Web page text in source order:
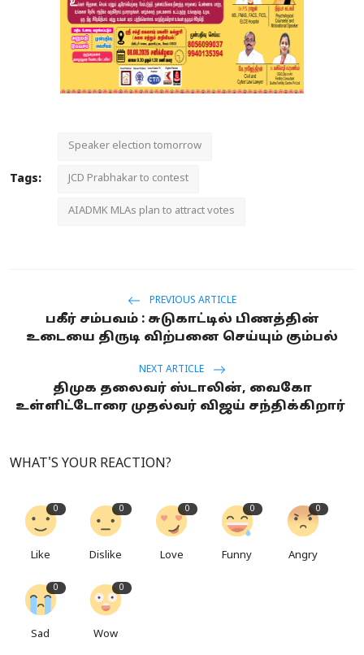
Tags:
Speaker election tomorrow
JCD Prabhakar to contest
AIADMK MLAs plan to attract votes
PREVIOUS ARTICLE
பகீர் சம்பவம் : சுடுகாட்டில் பிணத்தின்
உடையை திருடி விற்பனை செய்யும் கும்பல்
NEXT ARTICLE
திமுக தலைவர் ஸ்டாலின், வைகோ
உள்ளிட்டோரை முதல்வர் விஜய் சந்திக்கிறார்
WHAT'S YOUR REACTION?
0
Like
0
Dislike
0
Love
0
Funny
0
Angry
0
Sad
0
Wow